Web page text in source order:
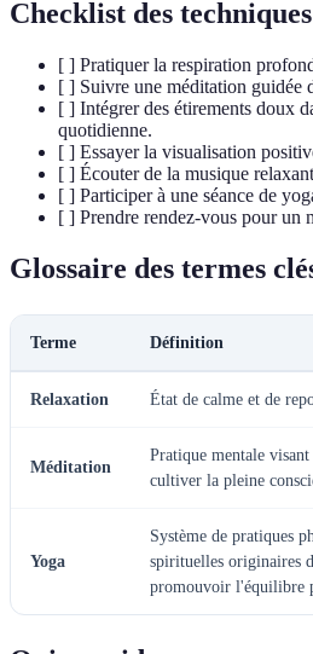
Checklist des
[ ] Pratiquer la respiration
[ ] Suivre une méditation guidée
[ ] Intégrer des étirements doux
quotidienne.
[ ] Essayer la visualisation
[ ] Écouter de la musique
[ ] Participer à une séance de
[ ] Prendre rendez-vous pour un
Glossaire des termes
Terme Définition
Relaxation État de calme et de
Méditation
Pratique mentale
cultiver la pleine
Yoga
Système de pratiques
spirituelles originaires
promouvoir l'équilibre